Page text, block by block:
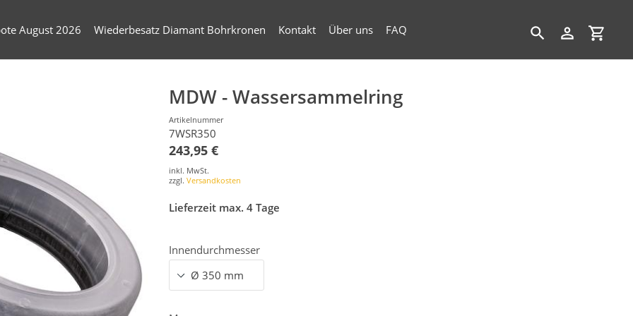
August 2026 Wiederbesatz Diamant Bohrkronen Kontakt Über uns FAQ
SuchenEinloggen
MDW - Wassersammelring
Artikelnummer
7WSR350
243,95 €
inkl. MwSt.
zzgl. Versandkosten
Lieferzeit max. 4 Tage
Innendurchmesser